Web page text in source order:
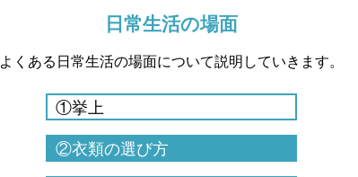
日常生活の場面
よくある日常生活の場面について説明していきます。
①挙上
②衣類の選び方